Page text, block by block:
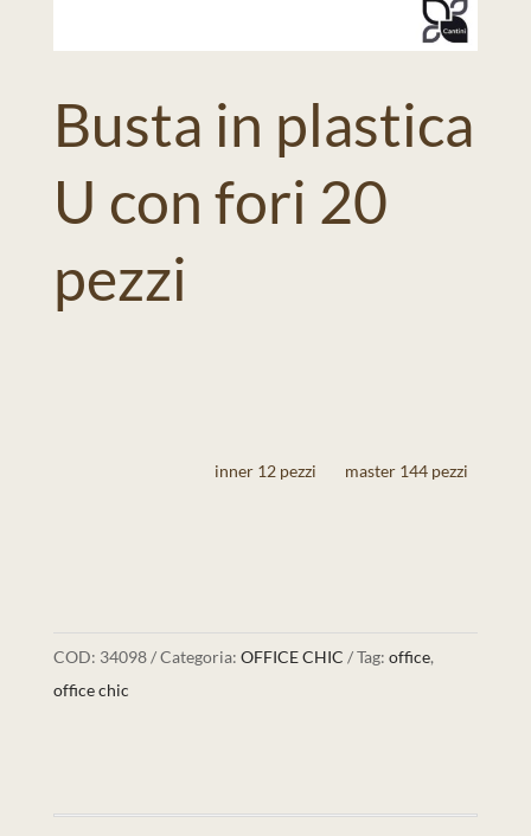
Busta in plastica
U con fori 20
pezzi
inner 12 pezzi master 144 pezzi
COD: 34098 Categoria: OFFICE CHIC Tag: office,
office chic